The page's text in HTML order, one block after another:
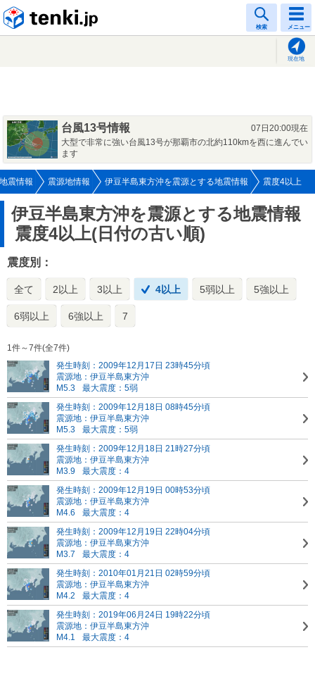
検索 メニュー
現在地
台風13号情報
07日20:00現在
大型で非常に強い台風13号が那覇市の北約110kmを西に進んでい
ます
地震情報 震源地情報 伊豆半島東方沖を震源とする地震情報 震度4以上
伊豆半島東方沖を震源とする地震情報
震度4以上(日付の古い順)
震度別：
全て 2以上 3以上 4以上 5弱以上 5強以上
6弱以上 6強以上 7
1件～7件(全7件)
発生時刻：2009年12月17日 23時45分頃
震源地：伊豆半島東方沖
M5.3
最大震度：5弱
発生時刻：2009年12月18日 08時45分頃
震源地：伊豆半島東方沖
M5.3
最大震度：5弱
発生時刻：2009年12月18日 21時27分頃
震源地：伊豆半島東方沖
M3.9
最大震度：4
発生時刻：2009年12月19日 00時53分頃
震源地：伊豆半島東方沖
M4.6
最大震度：4
発生時刻：2009年12月19日 22時04分頃
震源地：伊豆半島東方沖
M3.7
最大震度：4
発生時刻：2010年01月21日 02時59分頃
震源地：伊豆半島東方沖
M4.2
最大震度：4
発生時刻：2019年06月24日 19時22分頃
震源地：伊豆半島東方沖
M4.1
最大震度：4